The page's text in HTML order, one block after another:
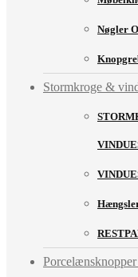
Nøgler
Stormkroge &